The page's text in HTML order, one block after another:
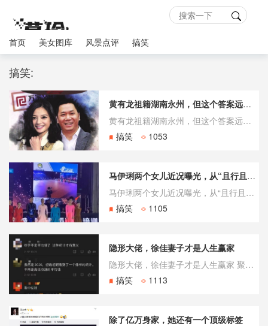
首页 美女图库 风景点评 搞笑
搞笑:
黄有龙祖籍湖南永州，但这个答案远没有表面那么简单
黄有龙祖籍湖南永州，但这个答案远没有表面那么简单 赵薇前夫黄有龙的祖籍问题，在公开资料中呈现出一组耐人寻味的矛盾——百度百科明确标注“祖籍湖南永州”，但与此同时，多个信源指向湖南邵东县佘田桥镇。一个人怎么会有两个祖籍？这背后藏着怎样的故事？ 矛盾的开端：两份“官方”资料给出的不同答案 打开
搞笑
1053
马伊琍两个女儿近况曝光，从“且行且珍惜”到离婚后体面收官
马伊琍两个女儿近况曝光，从“且行且珍惜”到离婚后体面收官 2019年一句“一别两宽”为11年婚姻画上句号；2026年5月8日，她带着两个女儿从后门走进前夫文章在上海青浦区夏都小镇新开的面馆“八号院儿”。没有通稿，没有合影，安静吃完一碗油泼面又从后门离开。当年全网都在猜这对离婚夫妻会如何收场，六年过
搞笑
1105
隐形大佬，徐佳妻子才是人生赢家
隐形大佬，徐佳妻子才是人生赢家 聚光灯之外的硬核履历 在硬汉专业户徐佳的荧幕形象背后，他的妻子始终保持着低调的神秘感。不同于常见的圈内女明星，徐佳妻子的简历展现出了极强的专业素养。这也让不少网友好奇，究竟是怎样的女性能征服这位“特种兵专业户”。
搞笑
1113
除了亿万身家，她还有一个顶级标签